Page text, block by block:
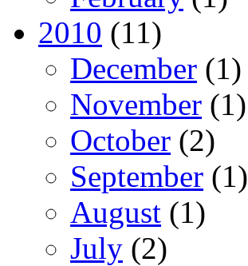
2010 (11)
December (1)
November (1)
October (2)
September (1)
August (1)
July (2)